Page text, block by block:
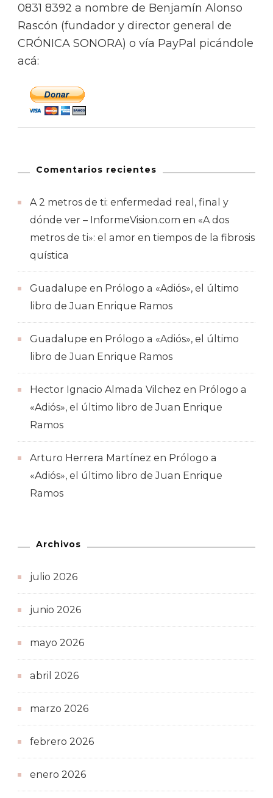
0831 8392 a nombre de Benjamín Alonso
Rascón (fundador y director general de
CRÓNICA SONORA) o vía PayPal picándole
acá:
Comentarios recientes
A 2 metros de ti: enfermedad real, final y
dónde ver – InformeVision.com en «A dos
metros de ti»: el amor en tiempos de la fibrosis
quística
Guadalupe en Prólogo a «Adiós», el último
libro de Juan Enrique Ramos
Guadalupe en Prólogo a «Adiós», el último
libro de Juan Enrique Ramos
Hector Ignacio Almada Vilchez en Prólogo a
«Adiós», el último libro de Juan Enrique
Ramos
Arturo Herrera Martínez en Prólogo a
«Adiós», el último libro de Juan Enrique
Ramos
Archivos
julio 2026
junio 2026
mayo 2026
abril 2026
marzo 2026
febrero 2026
enero 2026